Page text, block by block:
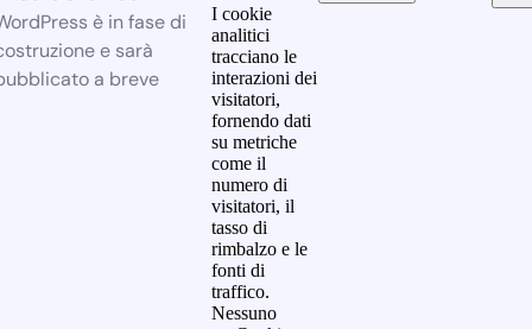
è in fase di
e sarà
a breve
I cookie
analitici
tracciano le
interazioni dei
visitatori,
fornendo dati
su metriche
come il
numero di
visitatori, il
tasso di
rimbalzo e le
fonti di
traffico.
Nessuno